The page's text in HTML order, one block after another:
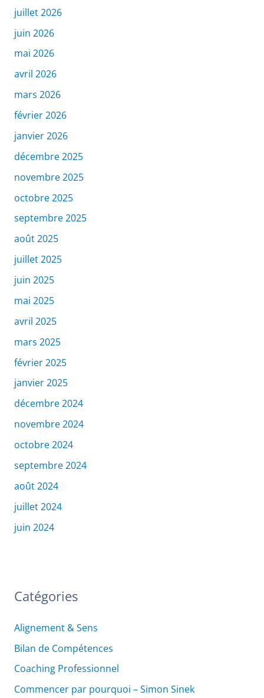
juillet 2026
juin 2026
mai 2026
avril 2026
mars 2026
février 2026
janvier 2026
décembre 2025
novembre 2025
octobre 2025
septembre 2025
août 2025
juillet 2025
juin 2025
mai 2025
avril 2025
mars 2025
février 2025
janvier 2025
décembre 2024
novembre 2024
octobre 2024
septembre 2024
août 2024
juillet 2024
juin 2024
Catégories
Alignement & Sens
Bilan de Compétences
Coaching Professionnel
Commencer par pourquoi – Simon Sinek